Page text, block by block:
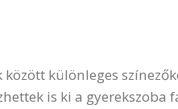
különleges
is ki a gyerekszoba